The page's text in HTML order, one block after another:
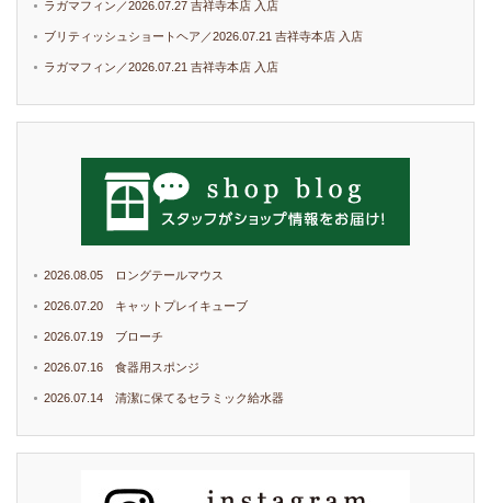
ラガマフィン／2026.07.27 吉祥寺本店 入店
ブリティッシュショートヘア／2026.07.21 吉祥寺本店 入店
ラガマフィン／2026.07.21 吉祥寺本店 入店
2026.08.05 ロングテールマウス
2026.07.20 キャットプレイキューブ
2026.07.19 ブローチ
2026.07.16 食器用スポンジ
2026.07.14 清潔に保てるセラミック給水器